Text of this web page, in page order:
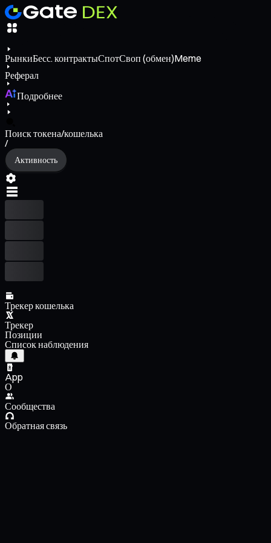
РынкиБесс. контрактыСпотСвоп (обмен)Meme
Реферал
Подробнее
Поиск токена/кошелька
/
Активность
Трекер кошелька
Трекер
Позиции
Список наблюдения
App
О
Сообщества
Обратная связь